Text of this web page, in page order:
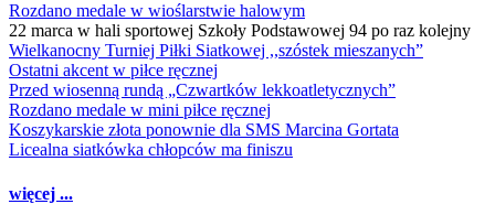
Rozdano medale w wioślarstwie halowym
22 marca w hali sportowej Szkoły Podstawowej 94 po raz kolejny
Wielkanocny Turniej Piłki Siatkowej ,,szóstek mieszanych”
Ostatni akcent w piłce ręcznej
Przed wiosenną rundą „Czwartków lekkoatletycznych”
Rozdano medale w mini piłce ręcznej
Koszykarskie złota ponownie dla SMS Marcina Gortata
Licealna siatkówka chłopców ma finiszu
więcej ...